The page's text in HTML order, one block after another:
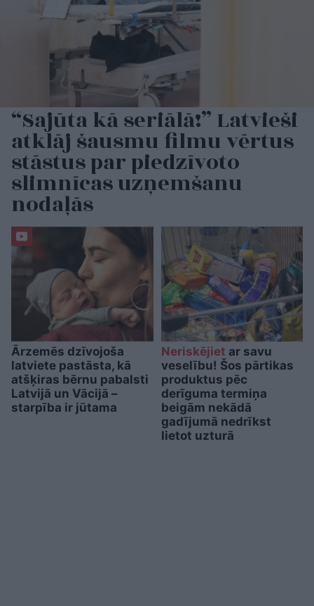
“Sajūta kā seriālā!” Latvieši
atklāj šausmu filmu vērtus
stāstus par piedzīvoto
slimnīcas uzņemšanu
nodaļās
Ārzemēs dzīvojoša
latviete pastāsta, kā
atšķiras bērnu pabalsti
Latvijā un Vācijā –
starpība ir jūtama
Neriskējiet ar savu
veselību! Šos pārtikas
produktus pēc
derīguma termiņa
beigām nekādā
gadījumā nedrīkst
lietot uzturā